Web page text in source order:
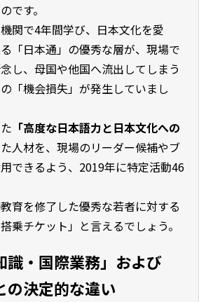
です。
関で4年間学び、日本文化を愛
「日本通」の優秀な層が、現場で
し、母国や他国へ流出してしまう
「機会損失」が発生していまし
「高度な日本語力と日本文化への
人材を、現場のリーダー候補やブ
できるよう、2019年に特定活動46
育を修了した優秀な若者に対する
乗チケット」と言えるでしょう。
識・国際業務」および
の決定的な違い